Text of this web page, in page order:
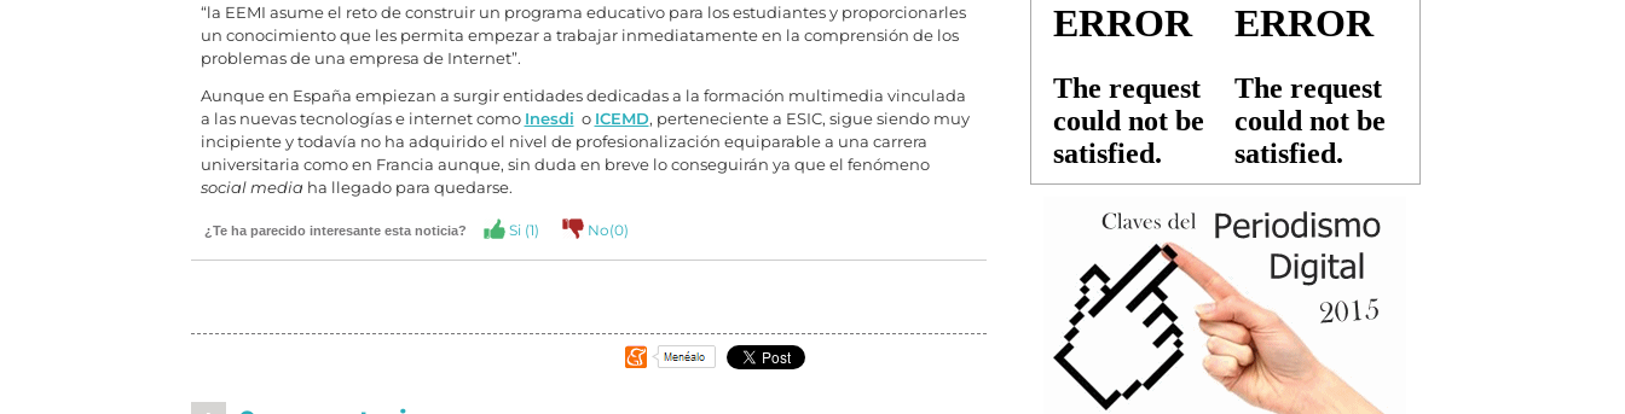
“la EEMI asume el reto de construir un programa educativo para los estudiantes y proporcionarles
un conocimiento que les permita empezar a trabajar inmediatamente en la comprensión de los
problemas de una empresa de Internet”.
Aunque en España empiezan a surgir entidades dedicadas a la formación multimedia vinculada
a las nuevas tecnologías e internet como Inesdi o ICEMD, perteneciente a ESIC, sigue siendo muy
incipiente y todavía no ha adquirido el nivel de profesionalización equiparable a una carrera
universitaria como en Francia aunque, sin duda en breve lo conseguirán ya que el fenómeno
social media ha llegado para quedarse.
¿Te ha parecido interesante esta noticia? Si (1) No(0)